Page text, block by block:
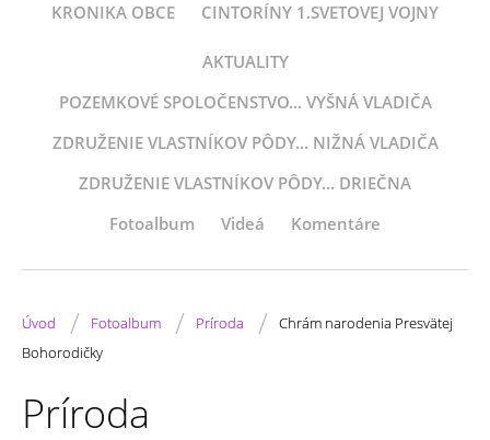
KRONIKA OBCE CINTORÍNY 1.SVETOVEJ VOJNY
AKTUALITY
POZEMKOVÉ SPOLOČENSTVO... VYŠNÁ VLADIČA
ZDRUŽENIE VLASTNÍKOV PÔDY... NIŽNÁ VLADIČA
ZDRUŽENIE VLASTNÍKOV PÔDY... DRIEČNA
Fotoalbum
Videá Komentáre
Úvod / Fotoalbum / Príroda / Chrám narodenia Presvätej
Bohorodičky
Príroda